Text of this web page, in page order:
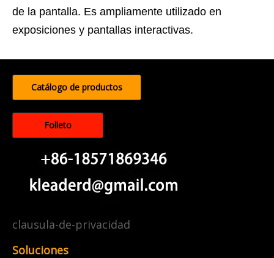
de la pantalla. Es ampliamente utilizado en
exposiciones y pantallas interactivas.
Catálogo de productos
Folleto
clausula-de-privacidad
Soluciones